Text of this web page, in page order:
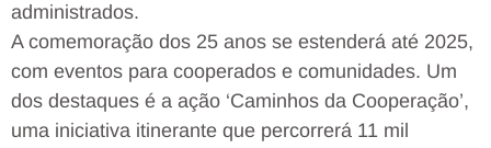
administrados.
A comemoração dos 25 anos se estenderá até 2025,
com eventos para cooperados e comunidades. Um
dos destaques é a ação ‘Caminhos da Cooperação’,
uma iniciativa itinerante que percorrerá 11 mil